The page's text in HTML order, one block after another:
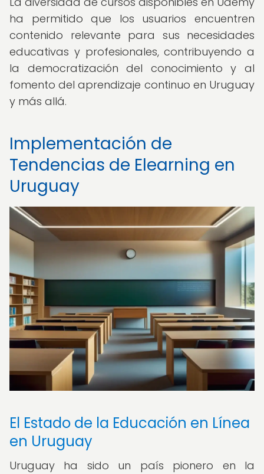
ha permitido que los usuarios encuentren
contenido relevante para sus necesidades
educativas y profesionales, contribuyendo a
la democratización del conocimiento y al
fomento del aprendizaje continuo en Uruguay
y más allá.
Implementación de
Tendencias de Elearning en
Uruguay
El Estado de la Educación en Línea
en Uruguay
Uruguay ha sido un país pionero en la